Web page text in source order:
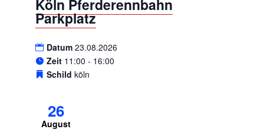
Köln Pferderennbahn
Parkplatz
Datum 23.08.2026
Zeit 11:00 - 16:00
Schild köln
26
August